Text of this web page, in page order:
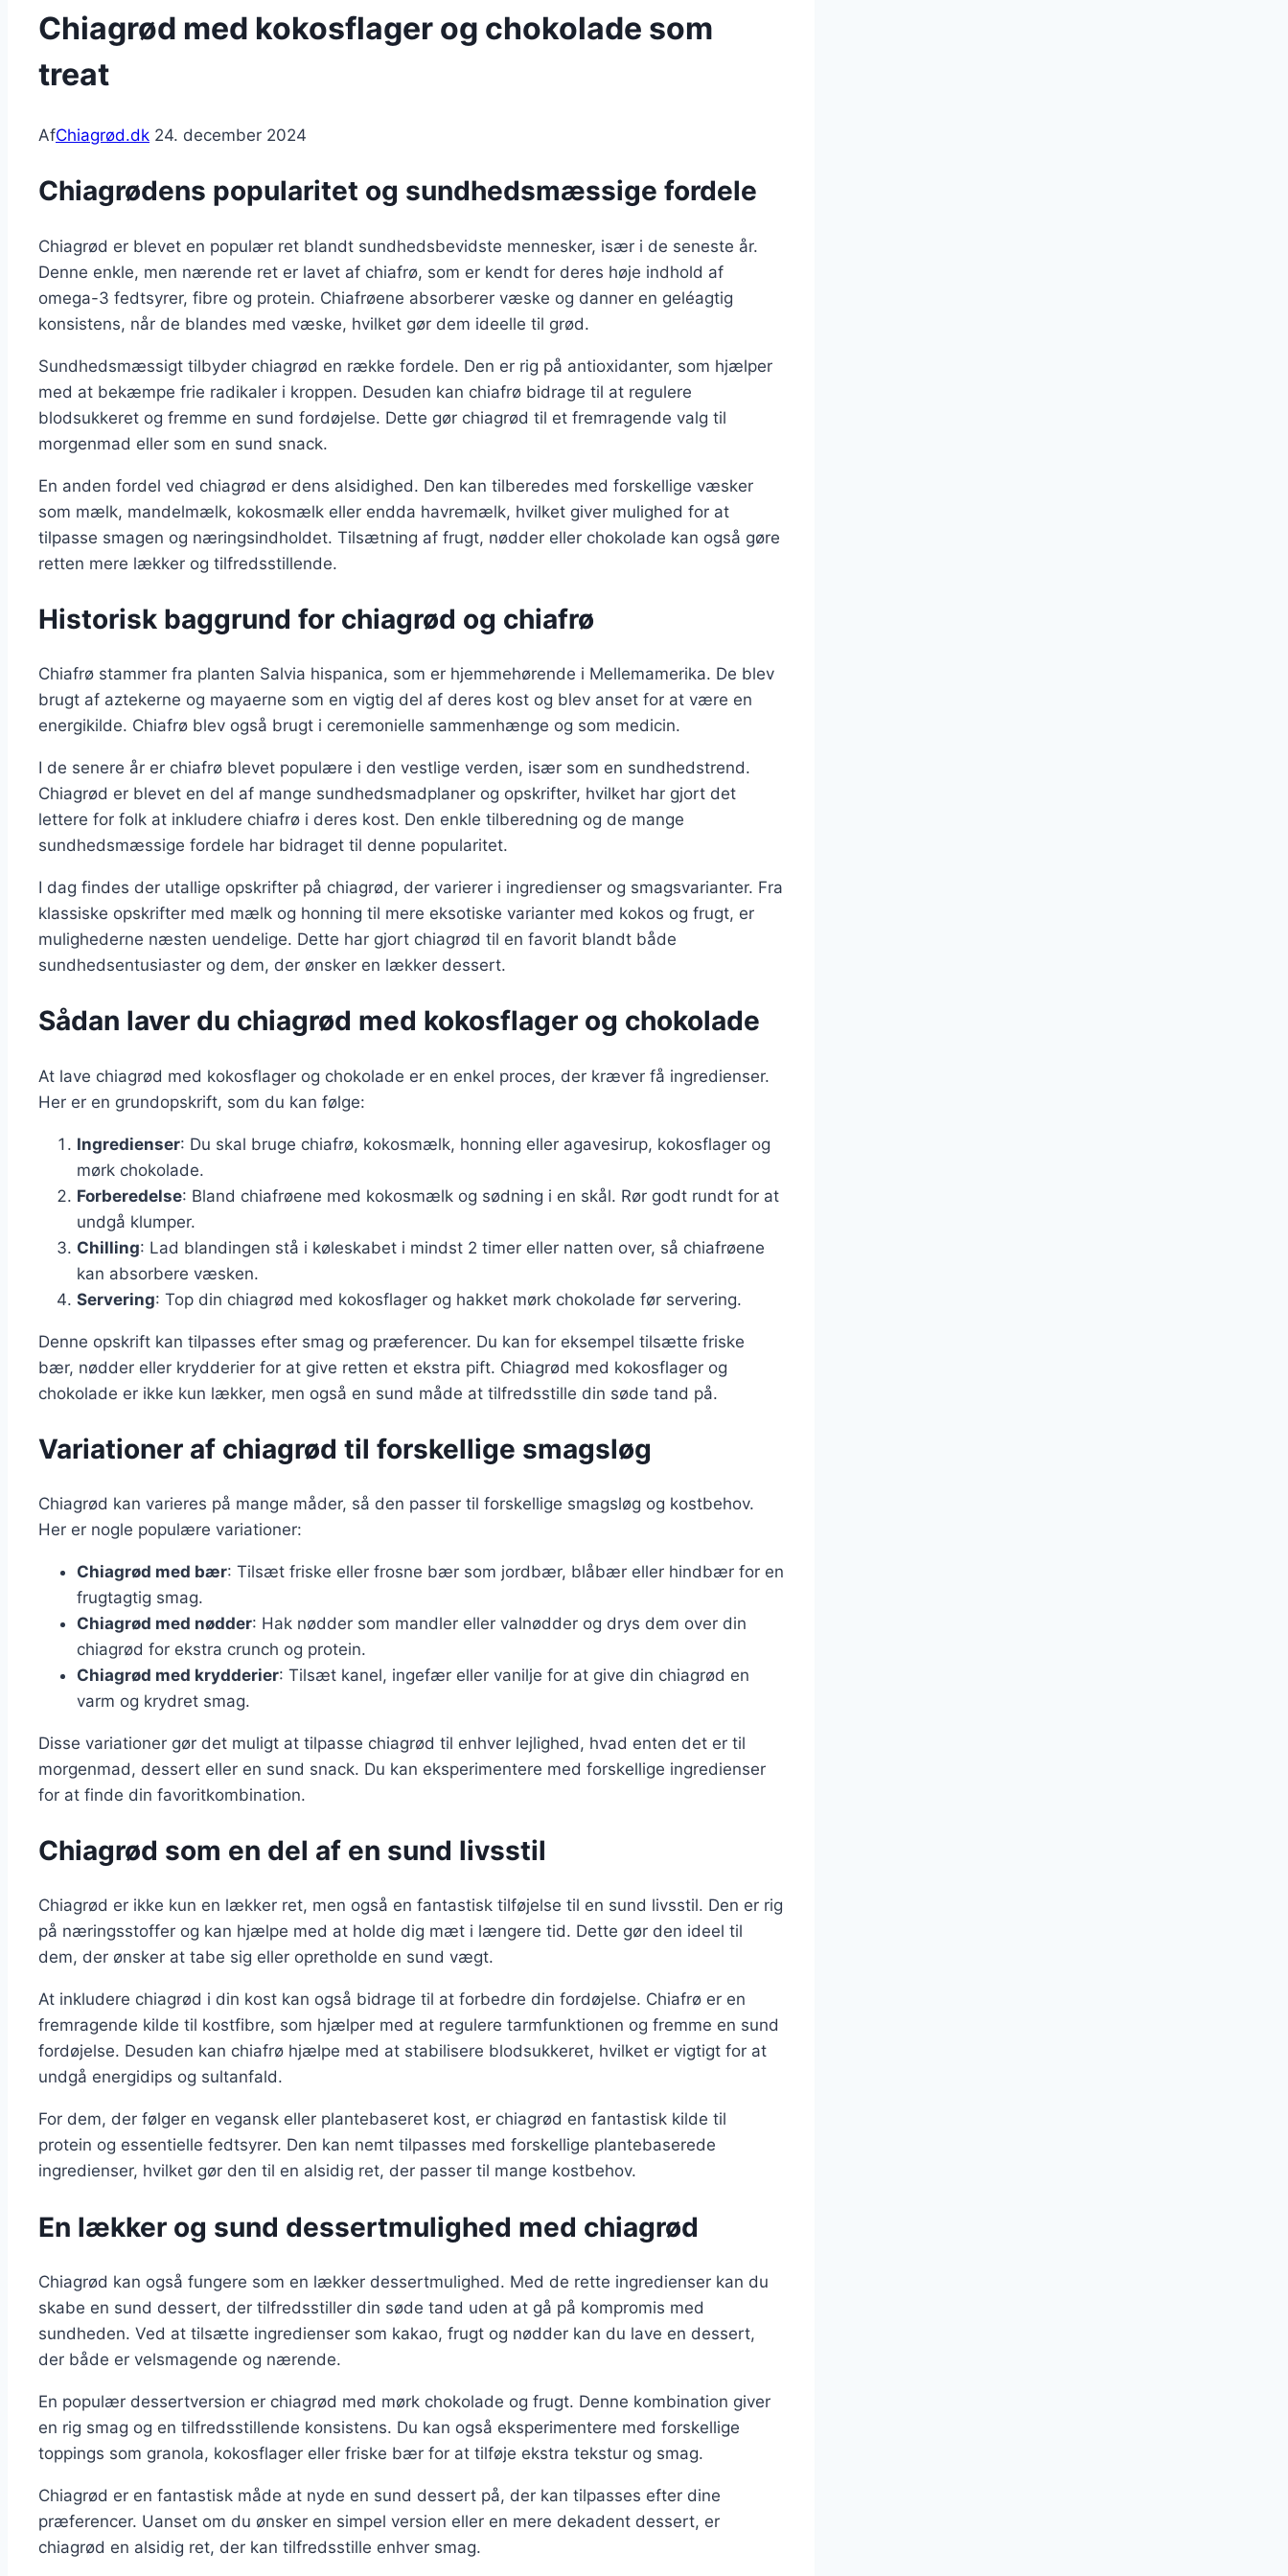
Chiagrød med kokosflager og chokolade som
treat
AfChiagrød.dk 24. december 2024
Chiagrødens popularitet og sundhedsmæssige fordele
Chiagrød er blevet en populær ret blandt sundhedsbevidste mennesker, især i de seneste år.
Denne enkle, men nærende ret er lavet af chiafrø, som er kendt for deres høje indhold af
omega-3 fedtsyrer, fibre og protein. Chiafrøene absorberer væske og danner en geléagtig
konsistens, når de blandes med væske, hvilket gør dem ideelle til grød.
Sundhedsmæssigt tilbyder chiagrød en række fordele. Den er rig på antioxidanter, som hjælper
med at bekæmpe frie radikaler i kroppen. Desuden kan chiafrø bidrage til at regulere
blodsukkeret og fremme en sund fordøjelse. Dette gør chiagrød til et fremragende valg til
morgenmad eller som en sund snack.
En anden fordel ved chiagrød er dens alsidighed. Den kan tilberedes med forskellige væsker
som mælk, mandelmælk, kokosmælk eller endda havremælk, hvilket giver mulighed for at
tilpasse smagen og næringsindholdet. Tilsætning af frugt, nødder eller chokolade kan også gøre
retten mere lækker og tilfredsstillende.
Historisk baggrund for chiagrød og chiafrø
Chiafrø stammer fra planten Salvia hispanica, som er hjemmehørende i Mellemamerika. De blev
brugt af aztekerne og mayaerne som en vigtig del af deres kost og blev anset for at være en
energikilde. Chiafrø blev også brugt i ceremonielle sammenhænge og som medicin.
I de senere år er chiafrø blevet populære i den vestlige verden, især som en sundhedstrend.
Chiagrød er blevet en del af mange sundhedsmadplaner og opskrifter, hvilket har gjort det
lettere for folk at inkludere chiafrø i deres kost. Den enkle tilberedning og de mange
sundhedsmæssige fordele har bidraget til denne popularitet.
I dag findes der utallige opskrifter på chiagrød, der varierer i ingredienser og smagsvarianter. Fra
klassiske opskrifter med mælk og honning til mere eksotiske varianter med kokos og frugt, er
mulighederne næsten uendelige. Dette har gjort chiagrød til en favorit blandt både
sundhedsentusiaster og dem, der ønsker en lækker dessert.
Sådan laver du chiagrød med kokosflager og chokolade
At lave chiagrød med kokosflager og chokolade er en enkel proces, der kræver få ingredienser.
Her er en grundopskrift, som du kan følge:
Ingredienser: Du skal bruge chiafrø, kokosmælk, honning eller agavesirup, kokosflager og
mørk chokolade.
Forberedelse: Bland chiafrøene med kokosmælk og sødning i en skål. Rør godt rundt for at
undgå klumper.
Chilling: Lad blandingen stå i køleskabet i mindst 2 timer eller natten over, så chiafrøene
kan absorbere væsken.
Servering: Top din chiagrød med kokosflager og hakket mørk chokolade før servering.
Denne opskrift kan tilpasses efter smag og præferencer. Du kan for eksempel tilsætte friske
bær, nødder eller krydderier for at give retten et ekstra pift. Chiagrød med kokosflager og
chokolade er ikke kun lækker, men også en sund måde at tilfredsstille din søde tand på.
Variationer af chiagrød til forskellige smagsløg
Chiagrød kan varieres på mange måder, så den passer til forskellige smagsløg og kostbehov.
Her er nogle populære variationer:
Chiagrød med bær: Tilsæt friske eller frosne bær som jordbær, blåbær eller hindbær for en
frugtagtig smag.
Chiagrød med nødder: Hak nødder som mandler eller valnødder og drys dem over din
chiagrød for ekstra crunch og protein.
Chiagrød med krydderier: Tilsæt kanel, ingefær eller vanilje for at give din chiagrød en
varm og krydret smag.
Disse variationer gør det muligt at tilpasse chiagrød til enhver lejlighed, hvad enten det er til
morgenmad, dessert eller en sund snack. Du kan eksperimentere med forskellige ingredienser
for at finde din favoritkombination.
Chiagrød som en del af en sund livsstil
Chiagrød er ikke kun en lækker ret, men også en fantastisk tilføjelse til en sund livsstil. Den er rig
på næringsstoffer og kan hjælpe med at holde dig mæt i længere tid. Dette gør den ideel til
dem, der ønsker at tabe sig eller opretholde en sund vægt.
At inkludere chiagrød i din kost kan også bidrage til at forbedre din fordøjelse. Chiafrø er en
fremragende kilde til kostfibre, som hjælper med at regulere tarmfunktionen og fremme en sund
fordøjelse. Desuden kan chiafrø hjælpe med at stabilisere blodsukkeret, hvilket er vigtigt for at
undgå energidips og sultanfald.
For dem, der følger en vegansk eller plantebaseret kost, er chiagrød en fantastisk kilde til
protein og essentielle fedtsyrer. Den kan nemt tilpasses med forskellige plantebaserede
ingredienser, hvilket gør den til en alsidig ret, der passer til mange kostbehov.
En lækker og sund dessertmulighed med chiagrød
Chiagrød kan også fungere som en lækker dessertmulighed. Med de rette ingredienser kan du
skabe en sund dessert, der tilfredsstiller din søde tand uden at gå på kompromis med
sundheden. Ved at tilsætte ingredienser som kakao, frugt og nødder kan du lave en dessert,
der både er velsmagende og nærende.
En populær dessertversion er chiagrød med mørk chokolade og frugt. Denne kombination giver
en rig smag og en tilfredsstillende konsistens. Du kan også eksperimentere med forskellige
toppings som granola, kokosflager eller friske bær for at tilføje ekstra tekstur og smag.
Chiagrød er en fantastisk måde at nyde en sund dessert på, der kan tilpasses efter dine
præferencer. Uanset om du ønsker en simpel version eller en mere dekadent dessert, er
chiagrød en alsidig ret, der kan tilfredsstille enhver smag.